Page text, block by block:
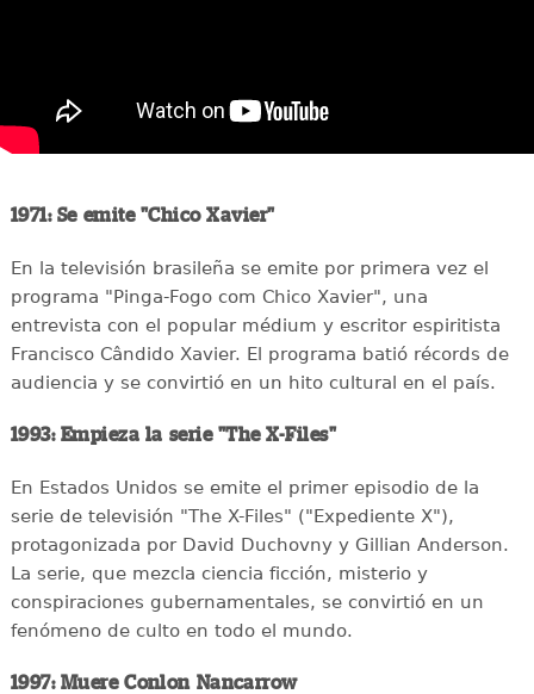
1971: Se emite "Chico Xavier"
En la televisión brasileña se emite por primera vez el
programa "Pinga-Fogo com Chico Xavier", una
entrevista con el popular médium y escritor espiritista
Francisco Cândido Xavier. El programa batió récords de
audiencia y se convirtió en un hito cultural en el país.
1993: Empieza la serie "The X-Files"
En Estados Unidos se emite el primer episodio de la
serie de televisión "The X-Files" ("Expediente X"),
protagonizada por David Duchovny y Gillian Anderson.
La serie, que mezcla ciencia ficción, misterio y
conspiraciones gubernamentales, se convirtió en un
fenómeno de culto en todo el mundo.
1997: Muere Conlon Nancarrow